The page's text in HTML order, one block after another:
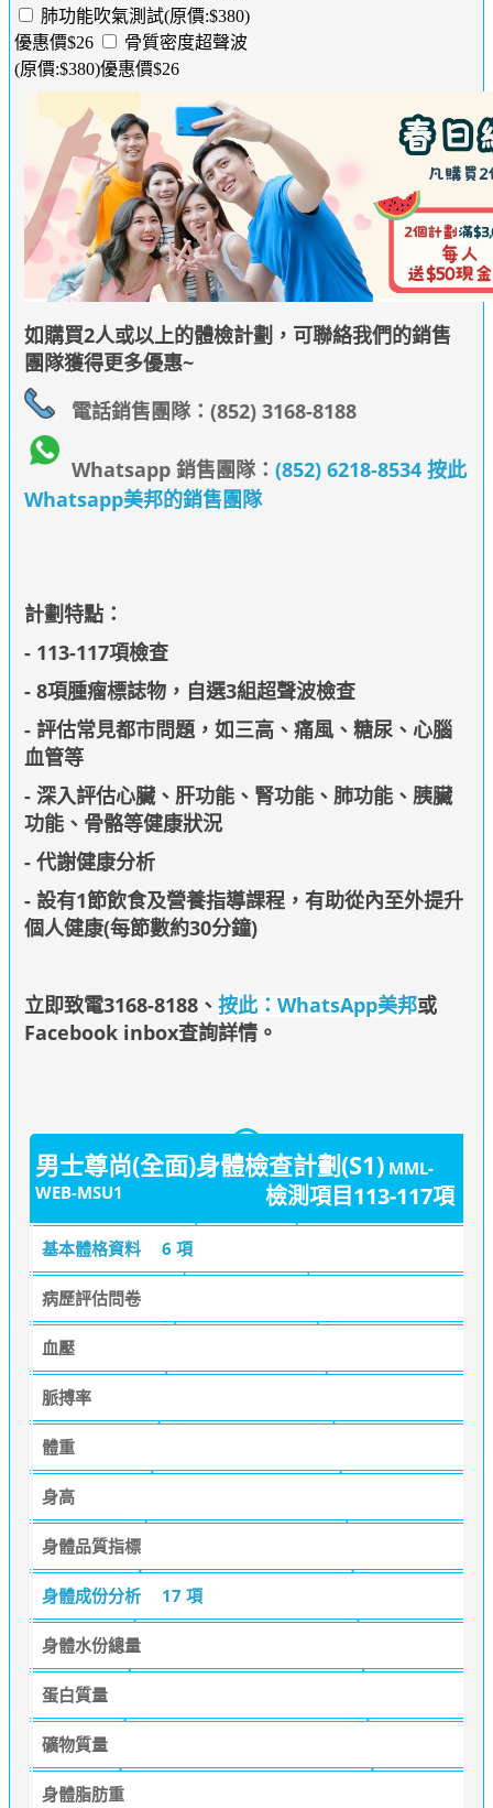
肺功能吹氣測試(原價:$380)
優惠價$26
骨質密度超聲波
(原價:$380)優惠價$26
如購買2人或以上的體檢計劃，可聯絡我們的銷售
團隊獲得更多優惠~
電話銷售團隊：(852) 3168-8188
Whatsapp 銷售團隊：(852) 6218-8534 按此
Whatsapp美邦的銷售團隊
計劃特點：
- 113-117項檢查
- 8項腫瘤標誌物，自選3組超聲波檢查
- 評估常見都市問題，如三高、痛風、糖尿、心腦
血管等
- 深入評估心臟、肝功能、腎功能、肺功能、胰臟
功能、骨骼等健康狀況
- 代謝健康分析
- 設有1節飲食及營養指導課程，有助從內至外提升
個人健康(每節數約30分鐘)
立即致電3168-8188、 按此：WhatsApp美邦或
Facebook inbox查詢詳情。
男士尊尚(全面)身體檢查計劃(S1) MML-
WEB-MSU1
檢測項目113-117項
基本體格資料 6 項
病歷評估問卷
血壓
脈搏率
體重
身高
身體品質指標
身體成份分析 17 項
身體水份總量
蛋白質量
礦物質量
身體脂肪重